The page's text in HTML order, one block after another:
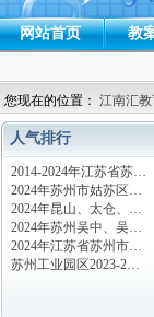
网站首页 教
您现在的位置： 江南汇教
人气排行
2014-2024年江苏省苏…
2024年苏州市姑苏区…
2024年昆山、太仓、…
2024年苏州吴中、吴…
2024年江苏省苏州市…
苏州工业园区2023-2…